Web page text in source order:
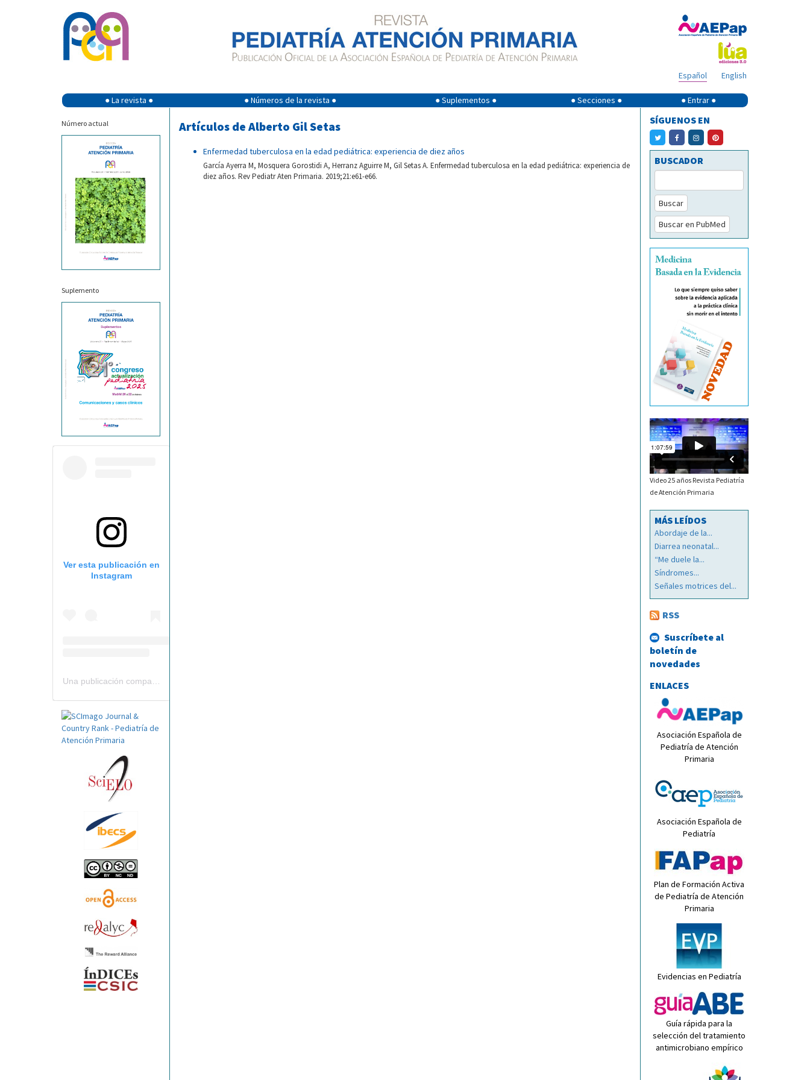
English
Español
● La revista ● ● Números de la revista ● ● Suplementos ● ● Secciones ● ● Entrar ●
Número actual
Suplemento
Ver esta publicación en
Instagram
Artículos de Alberto Gil Setas
Enfermedad tuberculosa en la edad pediátrica: experiencia de diez años
García Ayerra M, Mosquera Gorostidi A, Herranz Aguirre M, Gil Setas A. Enfermedad tuberculosa en la edad pediátrica: experiencia de
diez años. Rev Pediatr Aten Primaria. 2019;21:e61-e66.
SÍGUENOS EN
BUSCADOR
Buscar
Buscar en PubMed
Video 25 años Revista Pediatría
de Atención Primaria
MÁS LEÍDOS
Abordaje de la...
Diarrea neonatal...
“Me duele la...
Síndromes...
Señales motrices del...
RSS
Suscríbete al
boletín de
novedades
ENLACES
Asociación Española de
Pediatría de Atención
Primaria
Asociación Española de
Pediatría
Plan de Formación Activa
de Pediatría de Atención
Primaria
Evidencias en Pediatría
Guía rápida para la
selección del tratamiento
antimicrobiano empírico